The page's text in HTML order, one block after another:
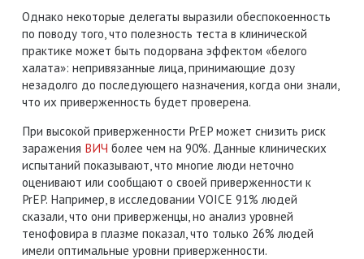
Однако некоторые делегаты выразили обеспокоенность
по поводу того, что полезность теста в клинической
практике может быть подорвана эффектом «белого
халата»: непривязанные лица, принимающие дозу
незадолго до последующего назначения, когда они знали,
что их приверженность будет проверена.
При высокой приверженности PrEP может снизить риск
заражения ВИЧ более чем на 90%. Данные клинических
испытаний показывают, что многие люди неточно
оценивают или сообщают о своей приверженности к
PrEP. Например, в исследовании VOICE 91% людей
сказали, что они приверженцы, но анализ уровней
тенофовира в плазме показал, что только 26% людей
имели оптимальные уровни приверженности.